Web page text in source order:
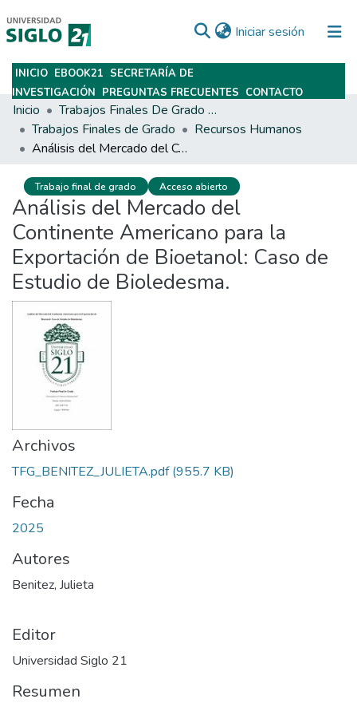
Iniciar sesión (current)
Subir
INICIO EBOOK21 SECRETARÍA DE
INVESTIGACIÓN PREGUNTAS FRECUENTES CONTACTO
Inicio
Trabajos Finales De Grado Y Posgrado
Trabajos Finales de Grado
Recursos Humanos
Análisis del Mercado del Continente Americano para la Exportación de Bioetanol: Caso de Estudio de Bioledesma.
Trabajo final de grado Acceso abierto
Análisis del Mercado del
Continente Americano para la
Exportación de Bioetanol: Caso de
Estudio de Bioledesma.
Archivos
TFG_BENITEZ_JULIETA.pdf(955.7 KB)
Fecha
2025
Autores
Benitez, Julieta
Editor
Universidad Siglo 21
Resumen